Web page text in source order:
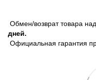
Обмен/возврат товара
дней.
Официальная гарантия